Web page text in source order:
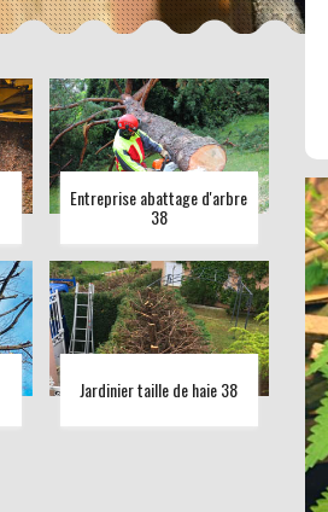
Entreprise abattage d'arbre
38
Jardinier taille de haie 38